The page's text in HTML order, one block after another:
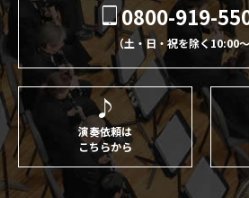
0800-919-
（土・日・祝を除く10:00
演奏依頼は
こちらから